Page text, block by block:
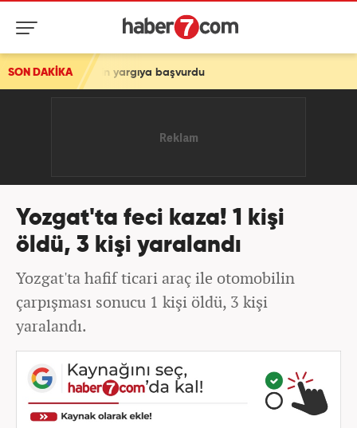
SON DAKİKA
için yargıya başvurdu
Yozgat'ta feci kaza! 1 kişi
öldü, 3 kişi yaralandı
Yozgat'ta hafif ticari araç ile otomobilin
çarpışması sonucu 1 kişi öldü, 3 kişi
yaralandı.